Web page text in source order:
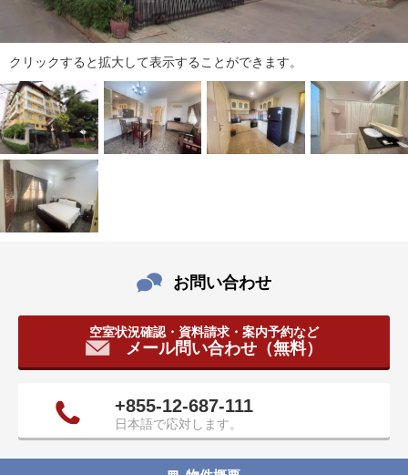
本
文
に
移
動
し
ま
す
。
クリックすると拡大して表示することができます。
お問い合わせ
空室状況確認・資料請求・案内予約など
メール問い合わせ（無料）
+855-12-687-111
日本語で応対します。